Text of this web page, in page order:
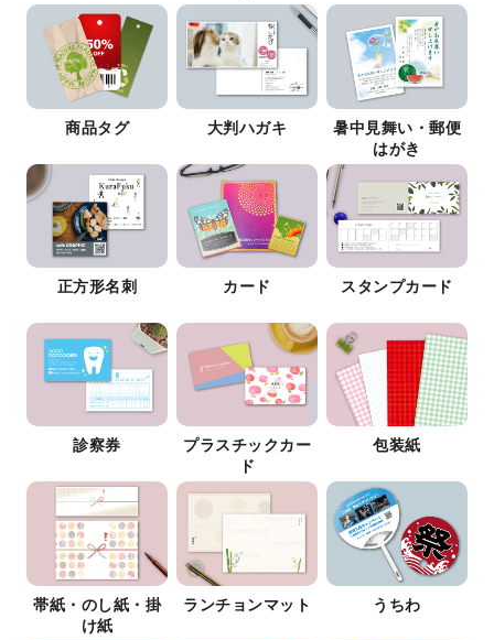
商品タグ 大判ハガキ
暑中見舞い・郵便
はがき
正方形名刺 カード スタンプカード
診察券
プラスチックカー
ド
包装紙
帯紙・のし紙・掛
け紙
ランチョンマット うちわ